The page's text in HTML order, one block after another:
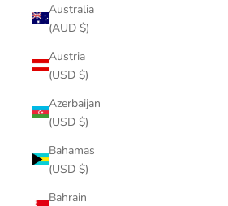
Australia
(AUD $)
Austria
(USD $)
Azerbaijan
(USD $)
Bahamas
(USD $)
Bahrain